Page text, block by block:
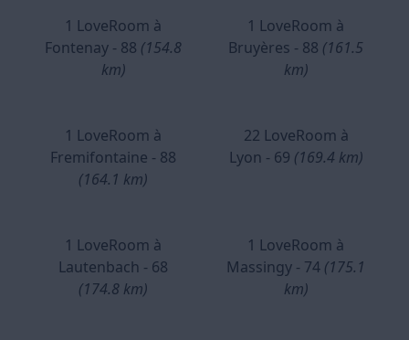
1 LoveRoom à
Fontenay - 88 (154.8
km)
1 LoveRoom à
Bruyères - 88 (161.5
km)
1 LoveRoom à
Fremifontaine - 88
(164.1 km)
22 LoveRoom à
Lyon - 69 (169.4 km)
1 LoveRoom à
Lautenbach - 68
(174.8 km)
1 LoveRoom à
Massingy - 74 (175.1
km)